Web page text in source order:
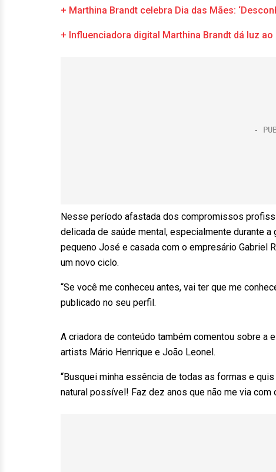
+ Marthina Brandt celebra Dia das Mães:
+ Influenciadora digital Marthina Brandt dá luz
Nesse período afastada dos compromissos
delicada de saúde mental, especialmente durante
pequeno José e casada com o empresário Gabriel
um novo ciclo.
“Se você me conheceu antes, vai ter que me
publicado no seu perfil.
A criadora de conteúdo também comentou sobre
artists Mário Henrique e João Leonel.
“Busquei minha essência de todas as formas e
natural possível! Faz dez anos que não me via com